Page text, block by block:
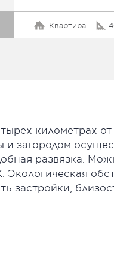
Квартира
километрах
загородом
развязка.
застройки,